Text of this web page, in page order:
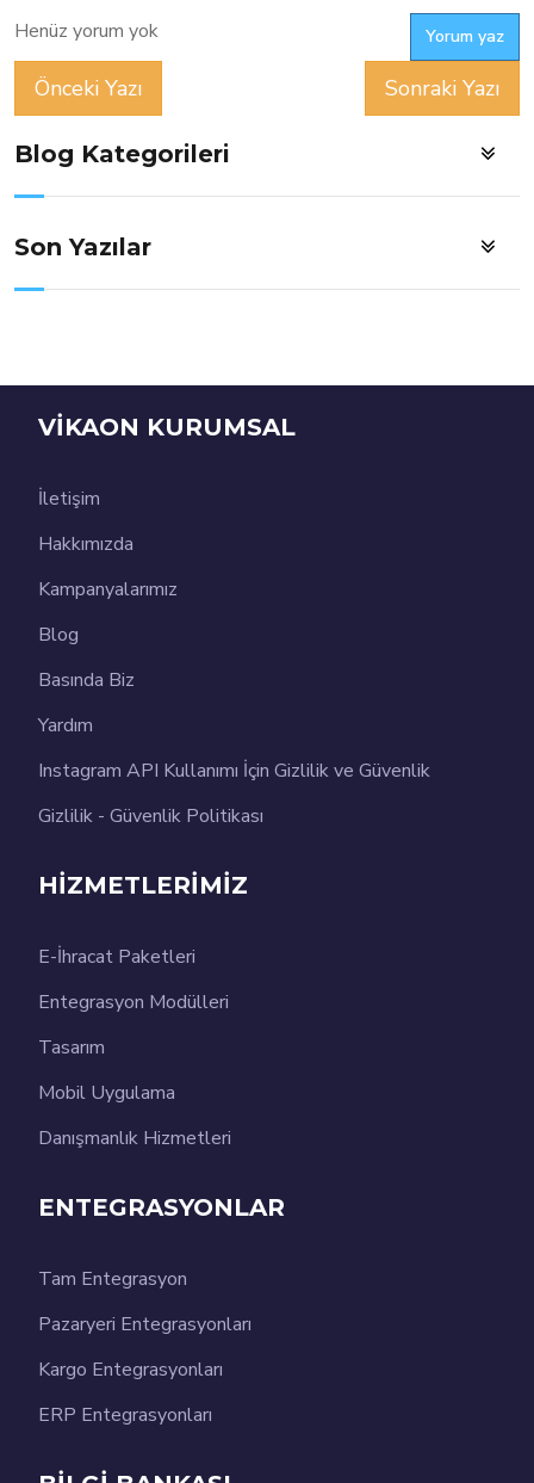
Henüz yorum yok Yorum yaz
Önceki Yazı Sonraki Yazı
Blog Kategorileri
Son Yazılar
VİKAON KURUMSAL
İletişim
Hakkımızda
Kampanyalarımız
Blog
Basında Biz
Yardım
Instagram API Kullanımı İçin Gizlilik ve Güvenlik
Gizlilik - Güvenlik Politikası
HİZMETLERİMİZ
E-İhracat Paketleri
Entegrasyon Modülleri
Tasarım
Mobil Uygulama
Danışmanlık Hizmetleri
ENTEGRASYONLAR
Tam Entegrasyon
Pazaryeri Entegrasyonları
Kargo Entegrasyonları
ERP Entegrasyonları